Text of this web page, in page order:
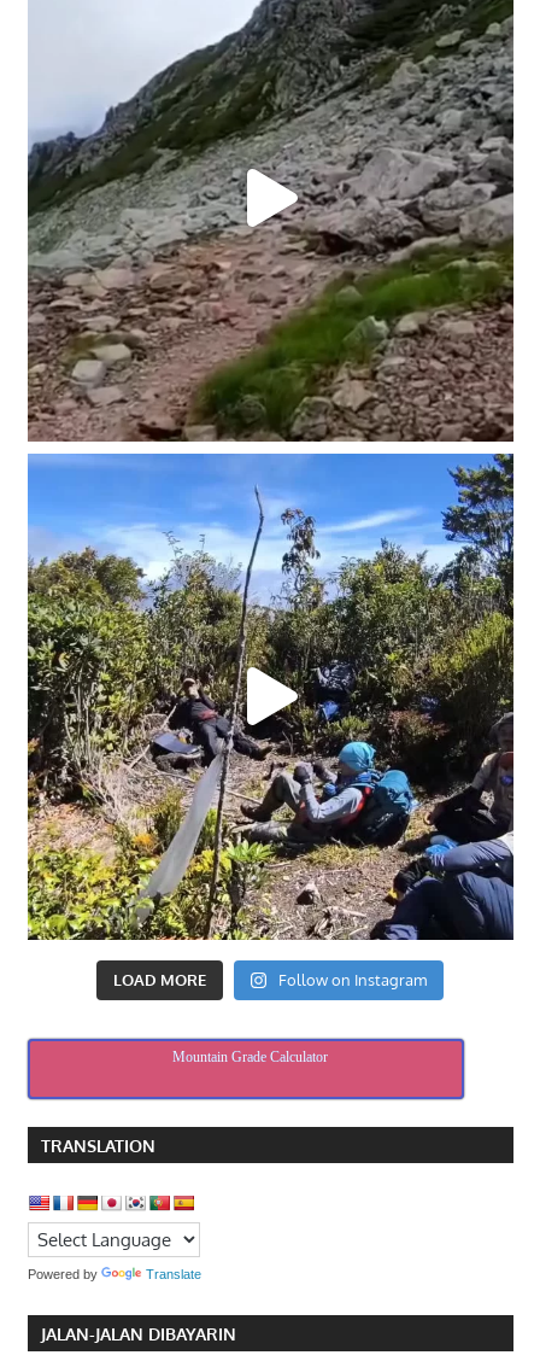
LOAD MORE Follow on Instagram
Mountain Grade Calculator
TRANSLATION
Powered by Translate
JALAN-JALAN DIBAYARIN